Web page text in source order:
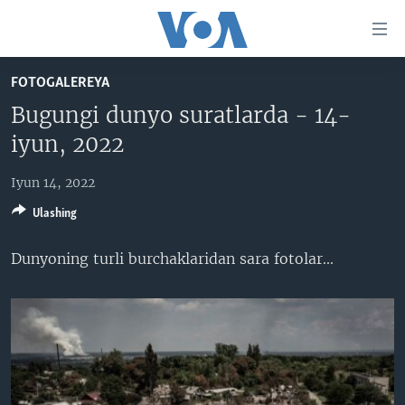
boring
Boshiga
Qidiruvga
o'ting
AMERIKA
MARKAZIY OSIYO
XALQARO
MULTIMEDIA
XALQARO HAYOT
VASHINGTON CHOYXONASI
MOBIL-SALOM!
FACEBOOK
YOUTUBE
INSTAGRAM
INGLIZ TILI DARSLARI
EDITORIAL
FOTOGALEREYA
Bugungi dunyo suratlarda - 14-
iyun, 2022
Iyun 14, 2022
Dunyoning turli burchaklaridan sara fotolar​...
Ulashing